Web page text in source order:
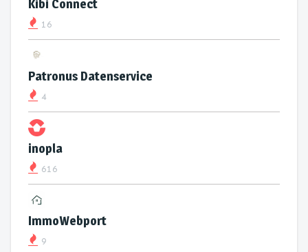
Kibi Connect
16
Patronus Datenservice
4
inopla
616
ImmoWebport
9